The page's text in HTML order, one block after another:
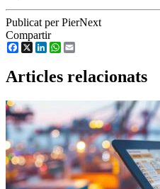
Publicat per PierNext
Compartir
Facebook
X LinkedInWhatsApp
Articles relacionats